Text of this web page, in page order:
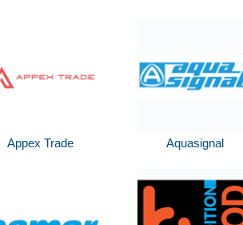
Appex Trade Aquasignal